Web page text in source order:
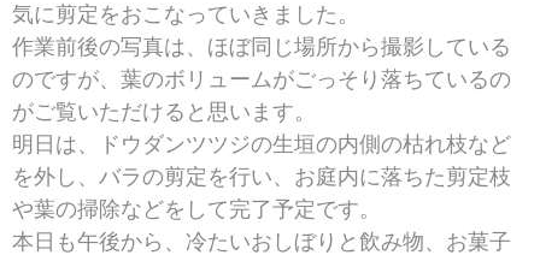
気に剪定をおこなっていきました。
作業前後の写真は、ほぼ同じ場所から撮影している
のですが、葉のボリュームがごっそり落ちているの
がご覧いただけると思います。
明日は、ドウダンツツジの生垣の内側の枯れ枝など
を外し、バラの剪定を行い、お庭内に落ちた剪定枝
や葉の掃除などをして完了予定です。
本日も午後から、冷たいおしぼりと飲み物、お菓子